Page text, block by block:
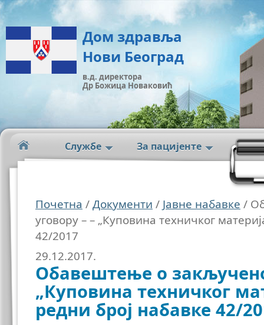
Дом здравља
Нови Београд
в.д. директора
Др Божица Новаковић
Службе За пацијенте
Почетна /Документи / Јавне набавке /
уговору – – „Куповина техничког
42/2017
29.12.2017.
Обавештење о
„Куповина техничког
редни број набавке 42/